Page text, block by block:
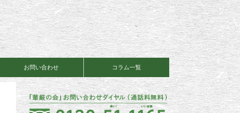
お問い合わせ コラム一覧